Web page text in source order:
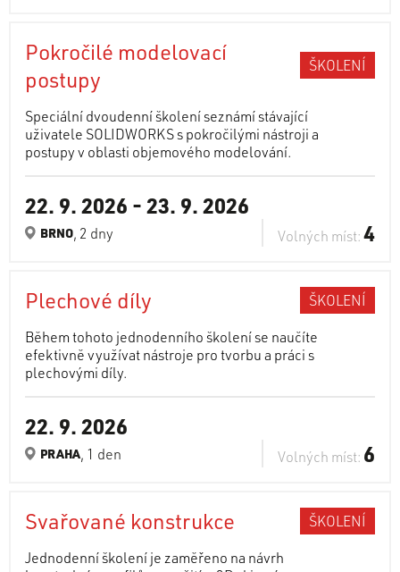
Pokročilé modelovací
postupy
ŠKOLENÍ
Speciální dvoudenní školení seznámí stávající
uživatele SOLIDWORKS s pokročilými nástroji a
postupy v oblasti objemového modelování.
22. 9. 2026 -23. 9. 2026
BRNO, 2 dny Volných míst:4
Plechové díly
ŠKOLENÍ
Během tohoto jednodenního školení se naučíte
efektivně využívat nástroje pro tvorbu a práci s
plechovými díly.
22. 9. 2026
PRAHA, 1 den Volných míst: 6
Svařované konstrukce
ŠKOLENÍ
Jednodenní školení je zaměřeno na návrh